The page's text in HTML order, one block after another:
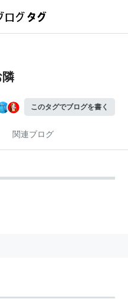
隣
このタグでブログを書く
関連ブログ